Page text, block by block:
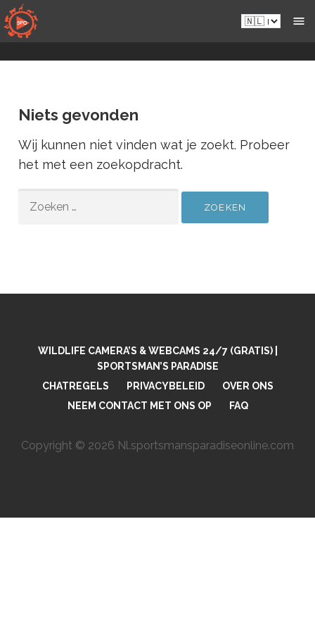
Naar
inhoud
gaan
Nl.sportsmansparadiseonline.com
Niets gevonden
Wij kunnen niet vinden wat je zoekt. Probeer
het met een zoekopdracht.
NAAR:
WILDLIFE CAMERA’S & WEBCAMS 24/7 (GRATIS) |
SPORTSMAN’S PARADISE
CHATREGELS
PRIVACYBELEID
OVER ONS
NEEM CONTACT MET ONS OP
FAQ
Copyright © 2026 Nl.sportsmansparadiseonline.com